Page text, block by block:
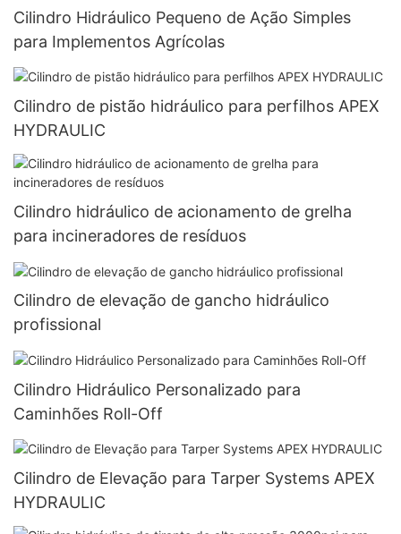
Cilindro Hidráulico Pequeno de Ação Simples
para Implementos Agrícolas
Cilindro de pistão hidráulico para perfilhos APEX
HYDRAULIC
Cilindro hidráulico de acionamento de grelha
para incineradores de resíduos
Cilindro de elevação de gancho hidráulico
profissional
Cilindro Hidráulico Personalizado para
Caminhões Roll-Off
Cilindro de Elevação para Tarper Systems APEX
HYDRAULIC